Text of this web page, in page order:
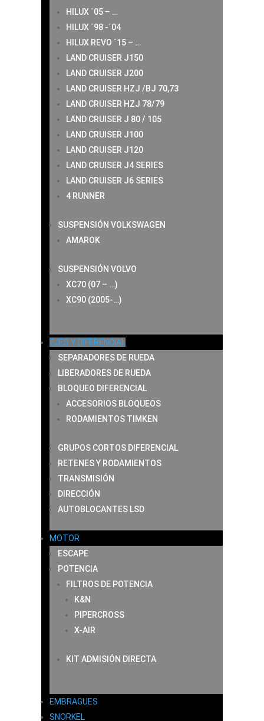
HILUX ´05 – …
HILUX ´98 -´04
HILUX REVO ´15 – …
LAND CRUISER J150
LAND CRUISER J200
LAND CRUISER HZJ /BJ 70,73
LAND CRUISER HZJ 78/79
LAND CRUISER J 80 / 105
LAND CRUISER J100
LAND CRUISER J120
LAND CRUISER J4 SERIES
LAND CRUISER J6 SERIES
4 RUNNER
SUSPENSIÓN VOLKSWAGEN
AMAROK
SUSPENSIÓN VOLVO
XC70 (07 – …)
XC90 (2005-…)
EJES Y DIFERENCIAL
SEPARADORES DE RUEDA
LIBERADORES DE RUEDA
BLOQUEO DIFERENCIAL
ACCESORIOS BLOQUEOS
RODAMIENTOS TIMKEN
GRUPOS CORTOS DIFERENCIAL
RETENES Y RODAMIENTOS
TRANSMISIÓN
DIRECCIÓN
AUTOBLOCANTES LSD
MOTOR
ESCAPE
POTENCIA
FILTROS DE POTENCIA
K&N
PIPERCROSS
X-AIR
KIT ADMISIÓN DIRECTA
EMBRAGUES
SNORKEL